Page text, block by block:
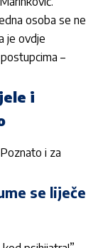
osoba se ne
je ovdje
–
i
i za
se liječe